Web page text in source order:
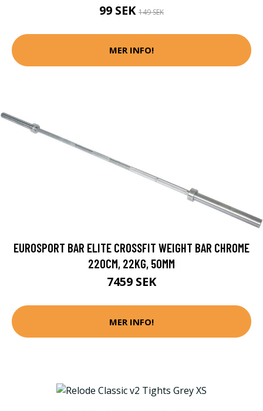
99 SEK 149 SEK
MER INFO!
EUROSPORT BAR ELITE CROSSFIT WEIGHT BAR CHROME
220CM, 22KG, 50MM
7459 SEK
MER INFO!